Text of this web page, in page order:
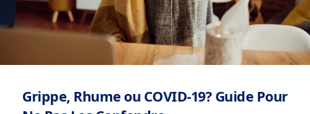
Grippe, Rhume ou COVID-19? Guide Pour